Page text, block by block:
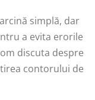
simplă, dar
a evita erorile
discuta despre
contorului de